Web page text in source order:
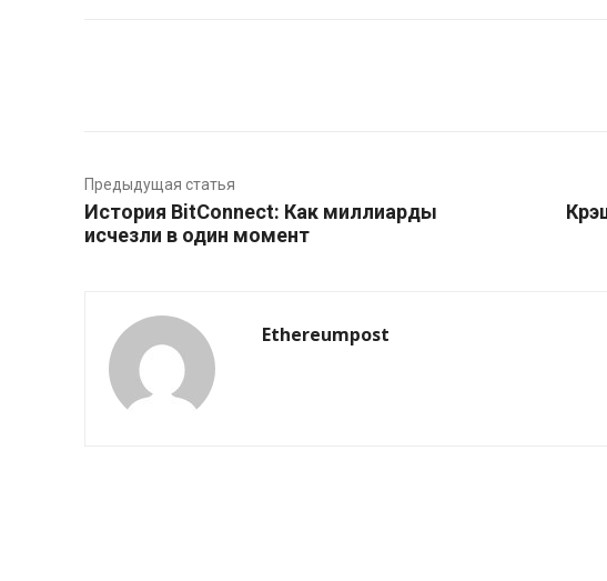
Предыдущая статья
История BitConnect: Как миллиарды
исчезли в один момент
Ethereumpost